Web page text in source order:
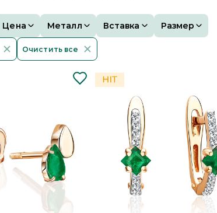
Цена Металл Вставка Размер
Очистить все